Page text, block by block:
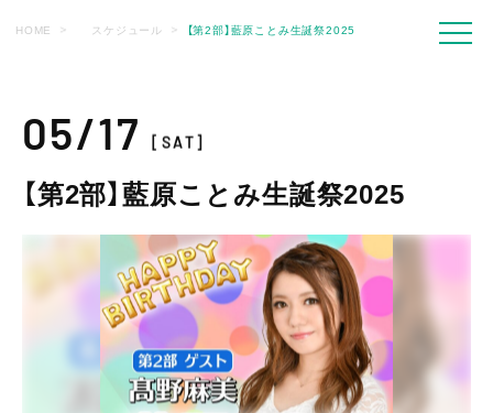
HOME スケジュール 【第2部】藍原ことみ生誕祭2025
05/17[SAT]
【第2部】藍原ことみ生誕祭2025